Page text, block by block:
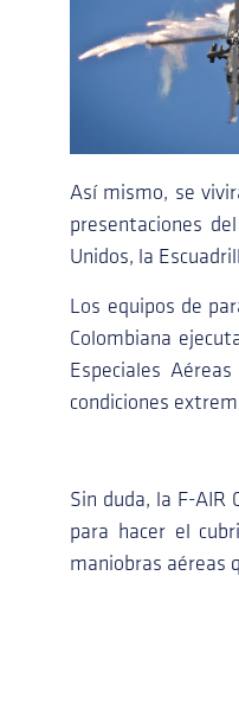
Así mismo, se
presentaciones
Unidos, la
Los equipos de
Colombiana
Especiales
condiciones
Sin duda, la F-AIR
para hacer el
maniobras aéreas